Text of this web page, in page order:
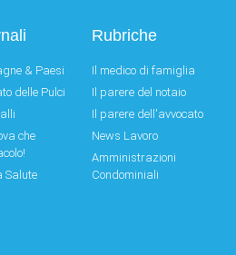
& Paesi
delle Pulci
che
Salute
Rubriche
Il medico di famiglia
Il parere del notaio
Il parere dell'avvocato
News Lavoro
Amministrazioni
Condominiali